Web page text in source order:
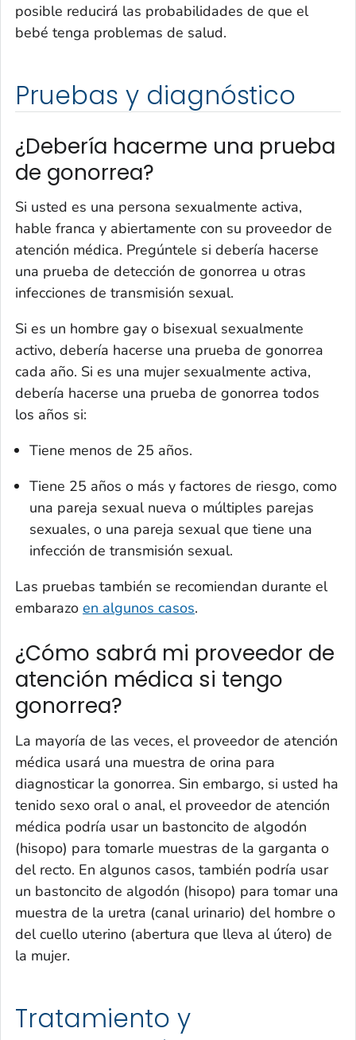
posible reducirá las probabilidades de que el
bebé tenga problemas de salud.
Pruebas y diagnóstico
¿Debería hacerme una prueba
de gonorrea?
Si usted es una persona sexualmente activa,
hable franca y abiertamente con su proveedor de
atención médica. Pregúntele si debería hacerse
una prueba de detección de gonorrea u otras
infecciones de transmisión sexual.
Si es un hombre gay o bisexual sexualmente
activo, debería hacerse una prueba de gonorrea
cada año. Si es una mujer sexualmente activa,
debería hacerse una prueba de gonorrea todos
los años si:
Tiene menos de 25 años.
Tiene 25 años o más y factores de riesgo, como
una pareja sexual nueva o múltiples parejas
sexuales, o una pareja sexual que tiene una
infección de transmisión sexual.
Las pruebas también se recomiendan durante el
embarazo en algunos casos.
¿Cómo sabrá mi proveedor de
atención médica si tengo
gonorrea?
La mayoría de las veces, el proveedor de atención
médica usará una muestra de orina para
diagnosticar la gonorrea. Sin embargo, si usted ha
tenido sexo oral o anal, el proveedor de atención
médica podría usar un bastoncito de algodón
(hisopo) para tomarle muestras de la garganta o
del recto. En algunos casos, también podría usar
un bastoncito de algodón (hisopo) para tomar una
muestra de la uretra (canal urinario) del hombre o
del cuello uterino (abertura que lleva al útero) de
la mujer.
Tratamiento y